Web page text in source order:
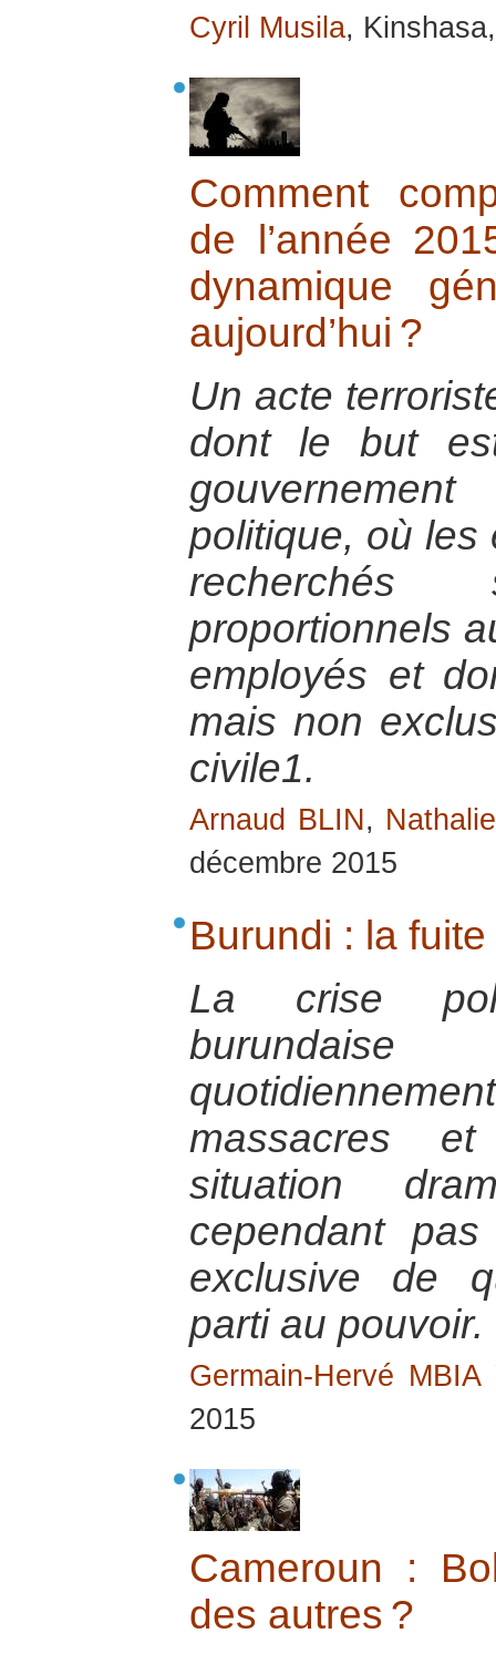
Cyril Musila,
Comment
de l’année
dynamique
aujourd’hui ?
Un acte
dont le but
politique, où les
recherchés
proportionnels
employés et
mais non
civile1.
Arnaud BLIN,
décembre 2015
Burundi : la
La crise
massacres et
situation
cependant pas
exclusive de
parti au pouvoir.
Germain-Hervé MBIA
2015
Cameroun :
des autres ?